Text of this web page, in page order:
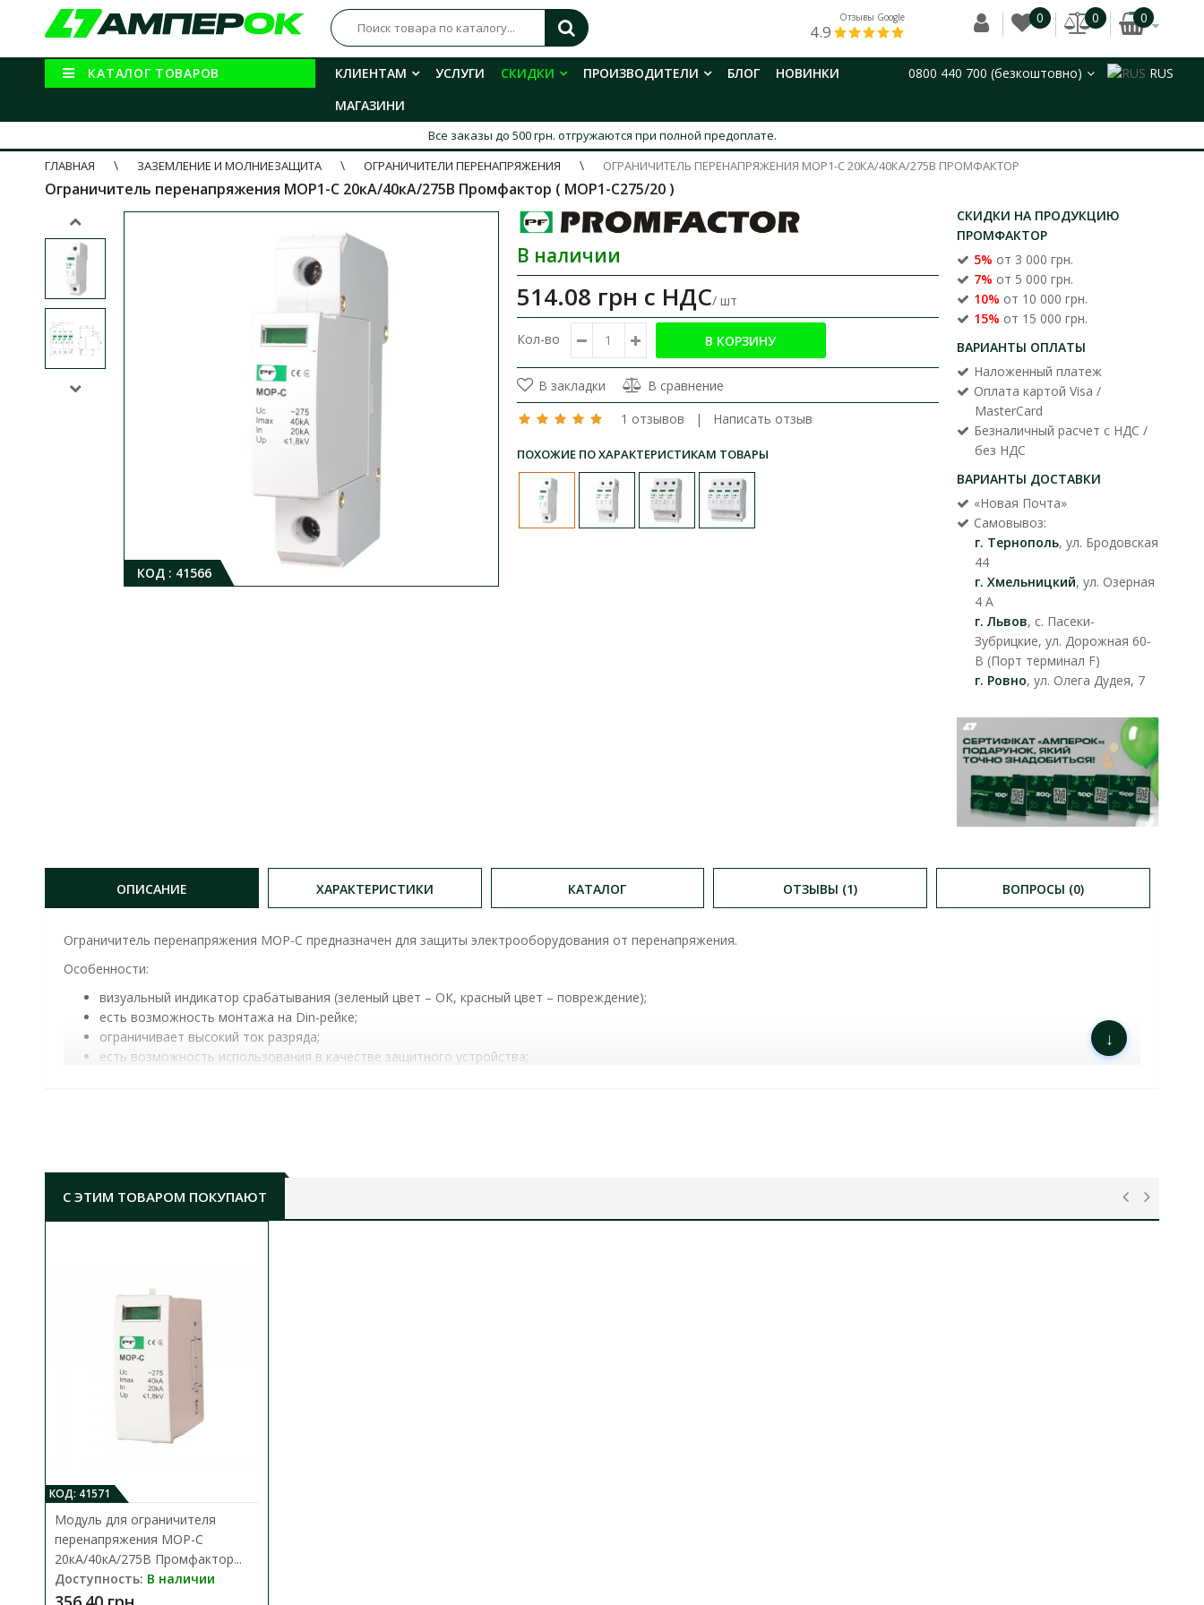
Отзывы Google
4.9
0 0 0
КАТАЛОГ ТОВАРОВ КЛИЕНТАМ УСЛУГИ СКИДКИ ПРОИЗВОДИТЕЛИ БЛОГ
НОВИНКИ
МАГАЗИНИ
0800 440 700 (безкоштовно) RUS
Все заказы до 500 грн. отгружаются при полной предоплате.
ГЛАВНАЯ
ЗАЗЕМЛЕНИЕ И МОЛНИЕЗАЩИТА ОГРАНИЧИТЕЛИ ПЕРЕНАПРЯЖЕНИЯ ОГРАНИЧИТЕЛЬ ПЕРЕНАПРЯЖЕНИЯ MOP1-C 20КА/40КА/275В ПРОМФАКТОР
Ограничитель перенапряжения MOP1-C 20кА/40кА/275В Промфактор ( MOP1-C275/20 )
КОД : 41566
В наличии
514.08 грн с НДС/ шт
Кол-во
В закладки
В сравнение
1 отзывов | Написать отзыв
ПОХОЖИЕ ПО ХАРАКТЕРИСТИКАМ ТОВАРЫ
СКИДКИ НА ПРОДУКЦИЮ
ПРОМФАКТОР
5% от 3 000 грн.
7% от 5 000 грн.
10% от 10 000 грн.
15% от 15 000 грн.
ВАРИАНТЫ ОПЛАТЫ
Наложенный платеж
Оплата картой Visa /
MasterCard
Безналичный расчет с НДС /
без НДС
ВАРИАНТЫ ДОСТАВКИ
«Новая Почта»
Самовывоз:
г. Тернополь, ул. Бродовская
44
г. Хмельницкий, ул. Озерная
4 А
г. Львов, с. Пасеки-
Зубрицкие, ул. Дорожная 60-
В (Порт терминал F)
г. Ровно, ул. Олега Дудея, 7
ОПИСАНИЕ ХАРАКТЕРИСТИКИ КАТАЛОГ ОТЗЫВЫ (1) ВОПРОСЫ (0)
Ограничитель перенапряжения MOP-C предназначен для защиты электрооборудования от перенапряжения.
Особенности:
визуальный индикатор срабатывания (зеленый цвет – ОК, красный цвет – повреждение);
есть возможность монтажа на Din-рейке;
ограничивает высокий ток разряда;
есть возможность использования в качестве защитного устройства;
напряжение длительной работы:
количество полюсов:1
номинальный разрядный ток 8/20 мкс:20кА
степень защиты:
сечение кабеля: до 35 мм
↓
С ЭТИМ ТОВАРОМ ПОКУПАЮТ
КОД: 41571
Модуль для ограничителя
перенапряжения MOP-C
20кА/40кА/275В Промфактор...
Доступность: В наличии